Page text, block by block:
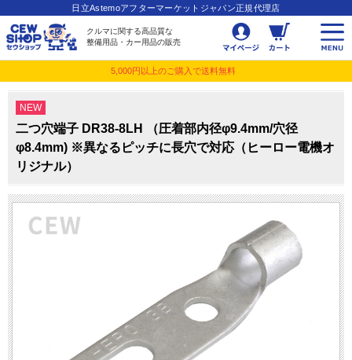
日立Astemoアフターマーケットジャパン正規代理店
クルマに関する高品質な
整備用品・カー用品の販売
5,000円以上のご購入で送料無料
NEW
二つ穴端子 DR38-8LH （圧着部内径φ9.4mm/穴径
φ8.4mm) ※異なるピッチに長穴で対応（ヒーロー電機オ
リジナル）